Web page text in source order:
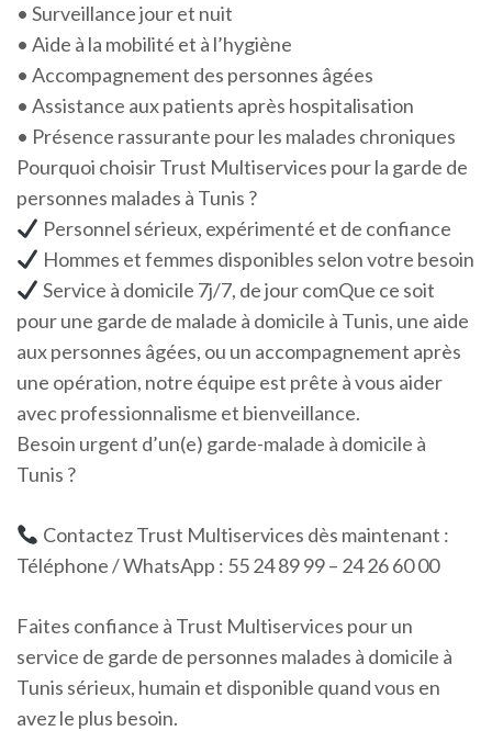
• Surveillance jour et nuit
• Aide à la mobilité et à l’hygiène
• Accompagnement des personnes âgées
• Assistance aux patients après hospitalisation
• Présence rassurante pour les malades chroniques
Pourquoi choisir Trust Multiservices pour la garde de
personnes malades à Tunis ?
Personnel sérieux, expérimenté et de confiance
Hommes et femmes disponibles selon votre besoin
Service à domicile 7j/7, de jour comQue ce soit
pour une garde de malade à domicile à Tunis, une aide
aux personnes âgées, ou un accompagnement après
une opération, notre équipe est prête à vous aider
avec professionnalisme et bienveillance.
Besoin urgent d’un(e) garde-malade à domicile à
Tunis ?
Contactez Trust Multiservices dès maintenant :
Téléphone / WhatsApp : 55 24 89 99 – 24 26 60 00
Faites confiance à Trust Multiservices pour un
service de garde de personnes malades à domicile à
Tunis sérieux, humain et disponible quand vous en
avez le plus besoin.